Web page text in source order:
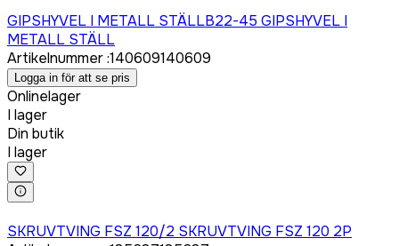
GIPSHYVEL I METALL STÄLLB22-45 GIPSHYVEL I
METALL STÄLL
Artikelnummer:140609140609
Logga in för att se pris
Onlinelager
I lager
Din butik
I lager
SKRUVTVING FSZ 120/2 SKRUVTVING FSZ 120 2P